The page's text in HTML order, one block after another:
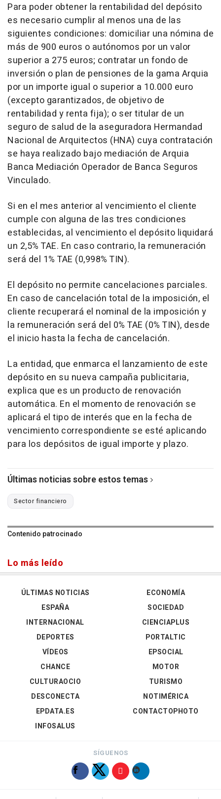
Para poder obtener la rentabilidad del depósito
es necesario cumplir al menos una de las
siguientes condiciones: domiciliar una nómina de
más de 900 euros o autónomos por un valor
superior a 275 euros; contratar un fondo de
inversión o plan de pensiones de la gama Arquia
por un importe igual o superior a 10.000 euro
(excepto garantizados, de objetivo de
rentabilidad y renta fija); o ser titular de un
seguro de salud de la aseguradora Hermandad
Nacional de Arquitectos (HNA) cuya contratación
se haya realizado bajo mediación de Arquia
Banca Mediación Operador de Banca Seguros
Vinculado.
Si en el mes anterior al vencimiento el cliente
cumple con alguna de las tres condiciones
establecidas, al vencimiento el depósito liquidará
un 2,5% TAE. En caso contrario, la remuneración
será del 1% TAE (0,998% TIN).
El depósito no permite cancelaciones parciales.
En caso de cancelación total de la imposición, el
cliente recuperará el nominal de la imposición y
la remuneración será del 0% TAE (0% TIN), desde
el inicio hasta la fecha de cancelación.
La entidad, que enmarca el lanzamiento de este
depósito en su nueva campaña publicitaria,
explica que es un producto de renovación
automática. En el momento de renovación se
aplicará el tipo de interés que en la fecha de
vencimiento correspondiente se esté aplicando
para los depósitos de igual importe y plazo.
Últimas noticias sobre estos temas
Sector financiero
Contenido patrocinado
Lo más leído
ÚLTIMAS NOTICIAS
ESPAÑA
INTERNACIONAL
DEPORTES
VÍDEOS
ECONOMÍA
SOCIEDAD
CIENCIAPLUS
PORTALTIC
EPSOCIAL
CHANCE
CULTURAOCIO
DESCONECTA
EPDATA.ES
INFOSALUS
MOTOR
TURISMO
NOTIMÉRICA
CONTACTOPHOTO
SÍGUENOS